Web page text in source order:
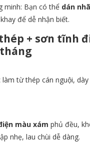
minh: Bạn có thể dán
để dễ nhận biết.
+ sơn tĩnh
từ thép cán nguội, dày
màu xám phủ đều,
nhẹ, lau chùi dễ dàng.